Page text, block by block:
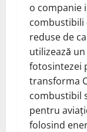
o companie
combustibili
reduse de
utilizează
fotosintezei
transforma
combustibil
pentru
folosind